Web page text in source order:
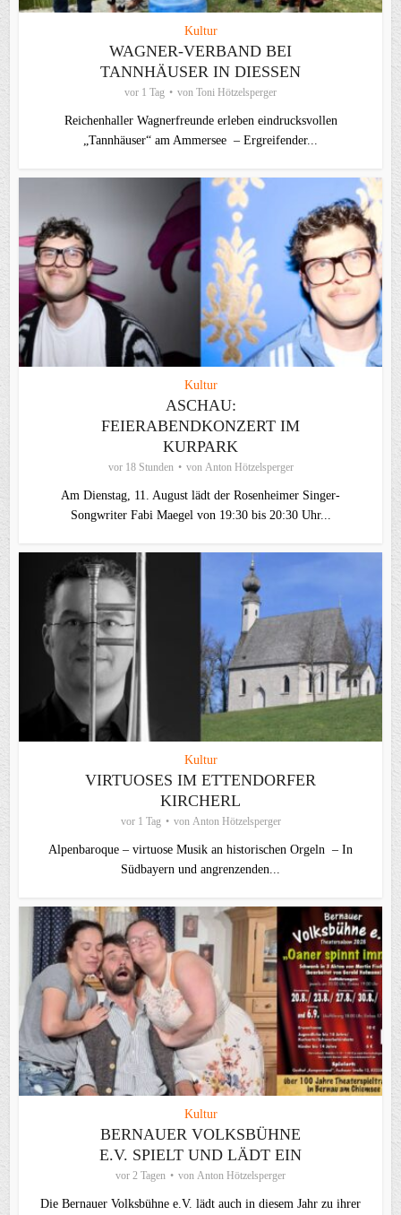
Kultur
WAGNER-VERBAND BEI
TANNHÄUSER IN DIESSEN
vor 1 Tag von Toni Hötzelsperger
Reichenhaller Wagnerfreunde erleben eindrucksvollen
„Tannhäuser“ am Ammersee – Ergreifender...
Kultur
ASCHAU:
FEIERABENDKONZERT IM
KURPARK
vor 18 Stunden von Anton Hötzelsperger
Am Dienstag, 11. August lädt der Rosenheimer Singer-
Songwriter Fabi Maegel von 19:30 bis 20:30 Uhr...
Kultur
VIRTUOSES IM ETTENDORFER
KIRCHERL
vor 1 Tag von Anton Hötzelsperger
Alpenbaroque – virtuose Musik an historischen Orgeln – In
Südbayern und angrenzenden...
Kultur
BERNAUER VOLKSBÜHNE
E.V. SPIELT UND LÄDT EIN
vor 2 Tagen von Anton Hötzelsperger
Die Bernauer Volksbühne e.V. lädt auch in diesem Jahr zu ihrer